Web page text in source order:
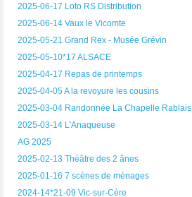
2025-06-17 Loto RS Distribution
2025-06-14 Vaux le Vicomte
2025-05-21 Grand Rex - Musée Grévin
2025-05-10*17 ALSACE
2025-04-17 Repas de printemps
2025-04-05 A la revoyure les cousins
2025-03-04 Randonnée La Chapelle Rablais
2025-03-14 L'Anaqueuse
AG 2025
2025-02-13 Théâtre des 2 ânes
2025-01-16 7 scènes de ménages
2024-14*21-09 Vic-sur-Cère